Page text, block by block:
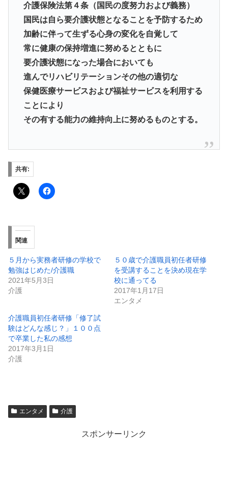
介護保険法第４条（国民の度努力および義務）
国民は自ら要介護状態となることを予防するため
加齢に伴って生ずる心身の変化を自覚して
常に健康の保持増進に努めるとともに
要介護状態になった場合においても
進んでリハビリテーションその他の適切な
保健医療サービスおよび福祉サービスを利用する
ことにより
その有する能力の維持向上に努めるものとする。
共有:
関連
５月から実務者研修の学校で
勉強はじめた/介護職
2021年5月3日
介護
５０歳で介護職員初任者研修
を受講することを決め現在学
校に通ってる
2017年1月17日
エンタメ
介護職員初任者研修「修了試
験はどんな感じ？」１００点
で卒業した私の感想
2017年3月1日
介護
エンタメ 介護
スポンサーリンク